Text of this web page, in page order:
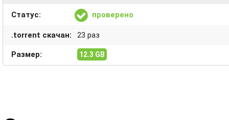
Статус: проверено
.torrent скачан: 23 раз
Размер: 12.3 GB